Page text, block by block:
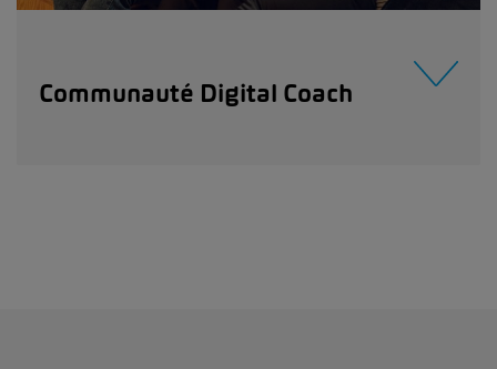
Communauté Digital Coach